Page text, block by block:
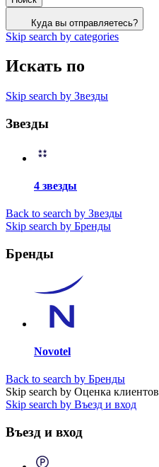
Куда вы отправляетесь?
Skip search by categories
Искать по
Skip search by Звезды
Звезды
4 звезды
Back to search by Звезды
Skip search by Бренды
Бренды
Novotel
Back to search by Бренды
Skip search by Оценка клиентов
Skip search by Въезд и вход
Въезд и вход